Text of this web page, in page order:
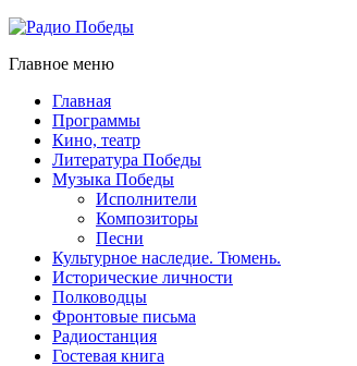
Главное меню
Главная
Программы
Кино, театр
Литература Победы
Музыка Победы
Исполнители
Композиторы
Песни
Культурное наследие. Тюмень.
Исторические личности
Полководцы
Фронтовые письма
Радиостанция
Гостевая книга